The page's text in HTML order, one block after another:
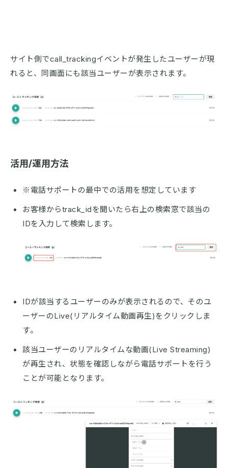
サイト側でcall_trackingイベントが発生したユーザーが現
れると、同画面にも該当ユーザーが表示されます。
活用/運用方法
※電話サポートの最中での活用を想定しています
お客様からtrack_idを聞いたら右上の検索窓で該当の
IDを入力して検索します。
IDが該当するユーザーのみが表示されるので、そのユ
ーザーのLive(リアルタイム動画再生)をクリックしま
す。
該当ユーザーのリアルタイムな動画(Live Streaming)
が再生され、状態を確認しながら電話サポートを行う
ことが可能となります。